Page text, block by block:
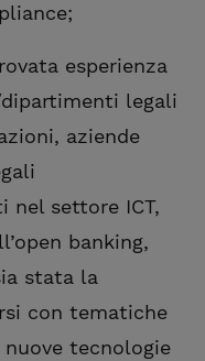
esperienza
legali
aziende
nel settore ICT,
banking,
stata la
con tematiche
tecnologie